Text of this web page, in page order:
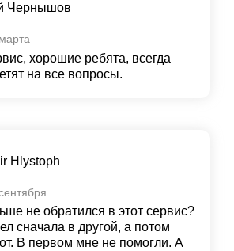
Чернышов
хорошие ребята, всегда
на все вопросы.
Hlystoph
не обратился в этот сервис?
сначала в другой, а потом
В первом мне не помогли. А